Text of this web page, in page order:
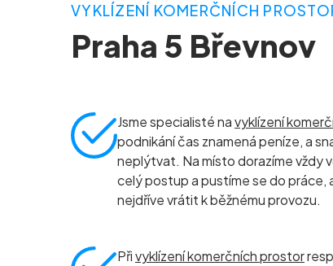
VYKLÍZENÍ KOMERČNÍCH
Praha 5 Břevnov
Jsme specialisté navyklízení
podnikání čas znamená peníze, a
neplýtvat. Na místo dorazíme vždy
celý postup a pustíme se do práce,
nejdříve vrátit k běžnému provozu.
Přivyklízení komerčních prostor